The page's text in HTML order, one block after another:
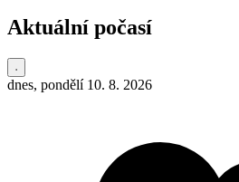
Aktuální počasí
dnes, pondělí 10. 8. 2026